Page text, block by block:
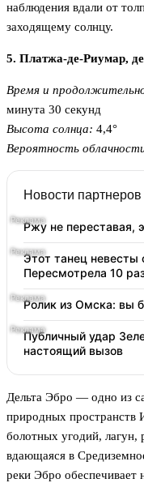
наблюдения вдали от
заходящему солнцу.
5. Платжа-де-Риумар,
Время и
минута 30 секунд
Высота солнца: 4,4°
Вероятность
Новости партнеров
Ржу не переставая,
Этот танец невесты
Пересмотрела 10
Ролик из Омска: вы
Публичный удар
настоящий вызов
Дельта Эбро — одно из
природных пространств
болотных угодий, лагун,
вдающаяся в
реки Эбро обеспечивает